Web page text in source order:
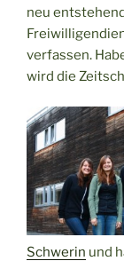
neu
verfassen.
wird die
Schwerin und